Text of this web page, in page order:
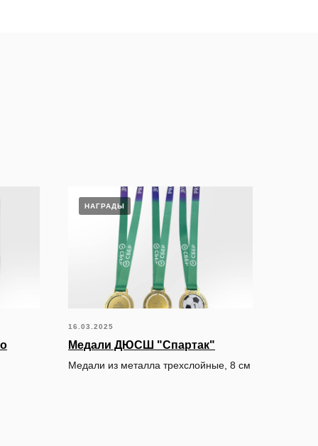
НАГРАДЫ
16.03.2025
Медали ДЮСШ "Спартак"
Медали из металла трехслойные, 8 см